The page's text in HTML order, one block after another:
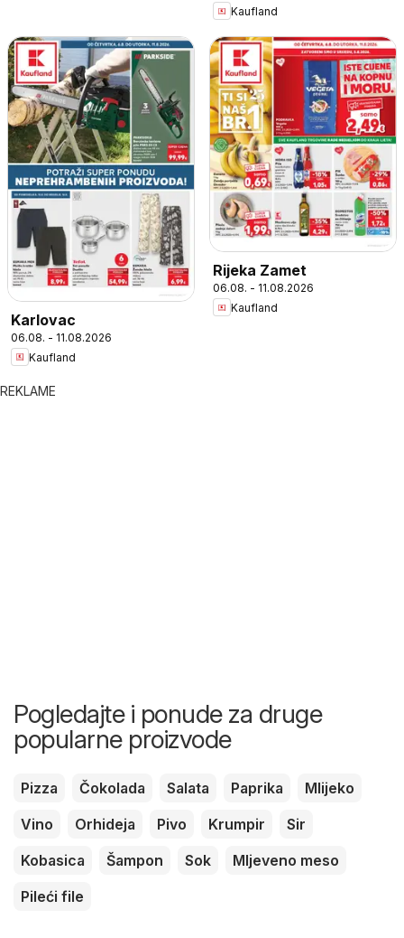
Kaufland
Karlovac
06.08. - 11.08.2026
Kaufland
Rijeka Zamet
06.08. - 11.08.2026
Kaufland
REKLAME
Pogledajte i ponude za druge
popularne proizvode
Pizza Čokolada Salata Paprika
Mlijeko
Vino
Orhideja Pivo Krumpir
Sir
Kobasica
Šampon Sok
Mljeveno meso
Pileći file